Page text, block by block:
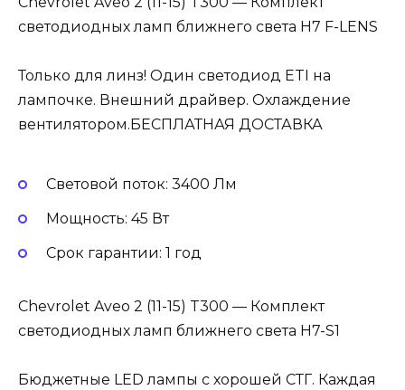
светодиодных ламп ближнего света H7 F-LENS
Только для линз! Один светодиод ETI на
лампочке. Внешний драйвер. Охлаждение
вентилятором.БЕСПЛАТНАЯ ДОСТАВКА
Световой поток: 3400 Лм
Мощность: 45 Вт
Cрок гарантии: 1 год
Chevrolet Aveo 2 (11-15) T300 — Комплект
светодиодных ламп ближнего света H7-S1
Бюджетные LED лампы с хорошей СТГ. Каждая